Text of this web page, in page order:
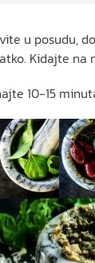
u posudu,
Kidajte na
10-15